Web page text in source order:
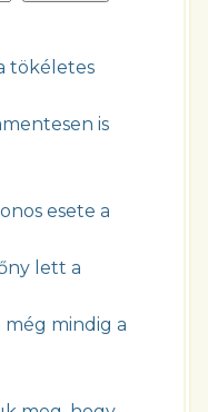
tökéletes
is
esete a
lett a
még mindig a